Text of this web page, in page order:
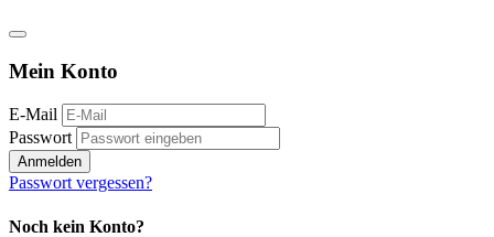
Mein Konto
E-Mail
Passwort
Anmelden
Passwort vergessen?
Noch kein Konto?